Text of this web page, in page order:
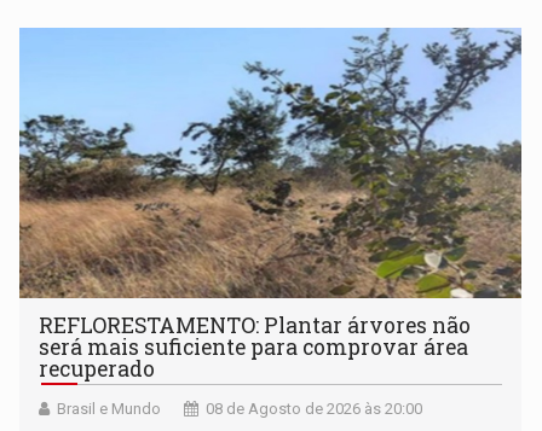
REFLORESTAMENTO: Plantar árvores não
será mais suficiente para comprovar área
recuperado
Brasil e Mundo 08 de Agosto de 2026 às 20:00